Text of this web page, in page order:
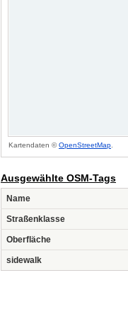
Kartendaten ©OpenStreetMap
Ausgewählte OSM-Tags
Name
Straßenklasse
Oberfläche
sidewalk